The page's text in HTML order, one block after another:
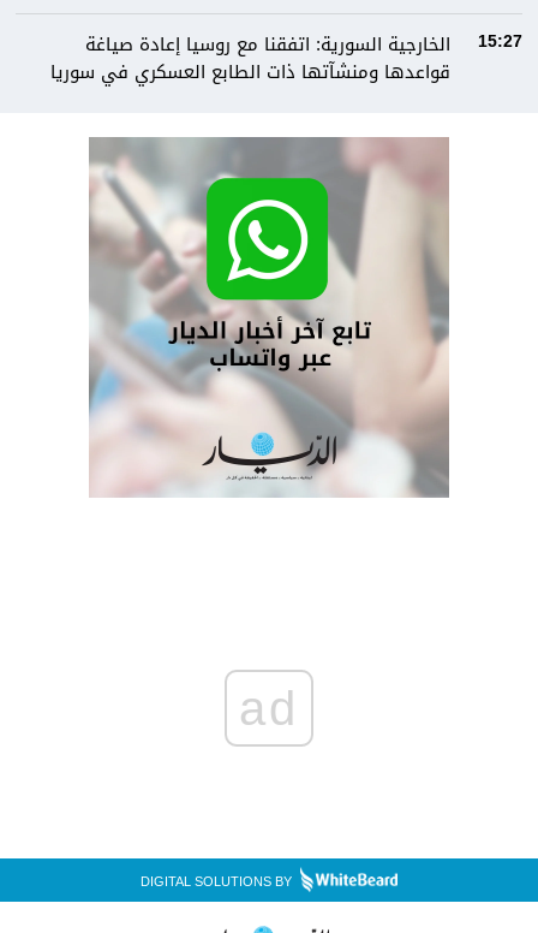
15:27
الخارجية السورية: اتفقنا مع روسيا إعادة صياغة
قواعدها ومنشآتها ذات الطابع العسكري في سوريا
ad
DIGITAL SOLUTIONS BY